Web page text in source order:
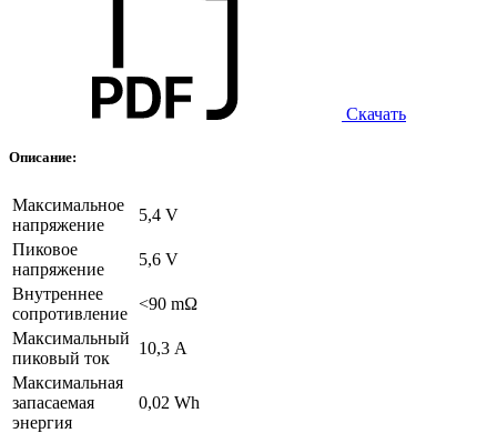
Скачать
Описание:
Максимальное
напряжение
5,4 V
Пиковое
напряжение
5,6 V
Внутреннее
сопротивление
<90 mΩ
Максимальный
пиковый ток
10,3 А
Максимальная
запасаемая
энергия
0,02 Wh